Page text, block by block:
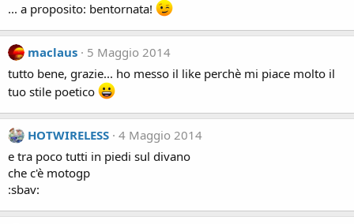
... a proposito: bentornata!
maclaus
5 Maggio 2014
tutto bene, grazie... ho messo il like perchè mi piace molto il
tuo stile poetico
HOTWIRELESS 4 Maggio 2014
e tra poco tutti in piedi sul divano
che c'è motogp
:sbav: